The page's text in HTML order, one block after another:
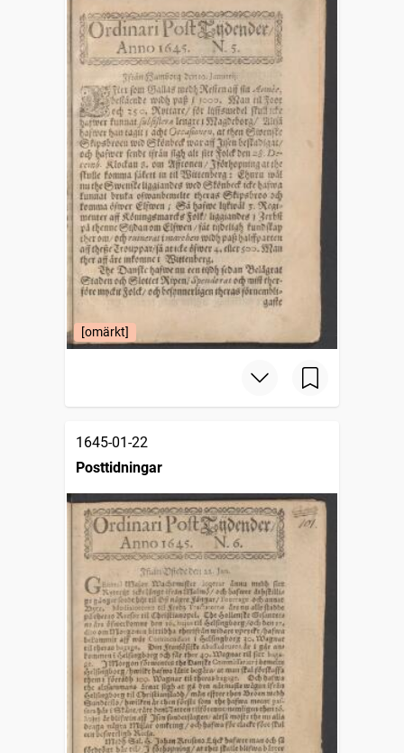
[omärkt]
1645-01-22
Posttidningar